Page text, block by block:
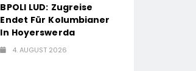
BPOLI LUD: Zugreise
Endet Für Kolumbianer
In Hoyerswerda
4. AUGUST 2026